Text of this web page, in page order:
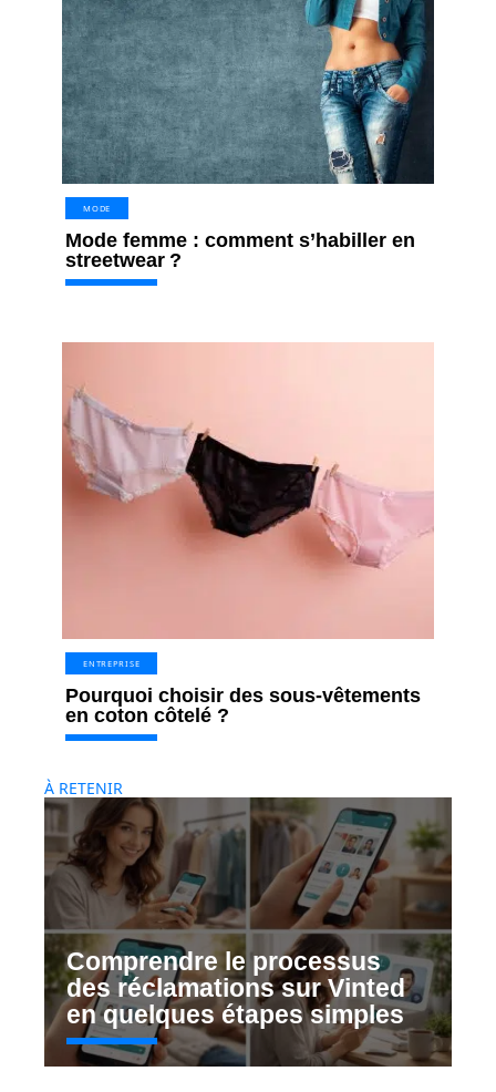
MODE
Mode femme : comment s’habiller en
streetwear ?
ENTREPRISE
Pourquoi choisir des sous-vêtements
en coton côtelé ?
À RETENIR
Comprendre le processus
des réclamations sur Vinted
en quelques étapes simples